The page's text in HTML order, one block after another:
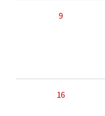
9
16